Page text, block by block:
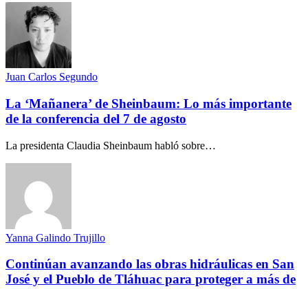
Juan Carlos Segundo
La ‘Mañanera’ de Sheinbaum: Lo más importante
de la conferencia del 7 de agosto
La presidenta Claudia Sheinbaum habló sobre…
Yanna Galindo Trujillo
Continúan avanzando las obras hidráulicas en San
José y el Pueblo de Tláhuac para proteger a más de